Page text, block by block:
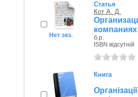
Нет экз.
Статья
Кот А. Д.
компаниях
б.р.
ISBN відсутній
Книга